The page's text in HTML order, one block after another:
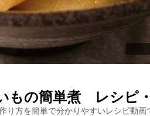
もの簡単煮 レシピ
り方を簡単で分かりやすいレシピ動画